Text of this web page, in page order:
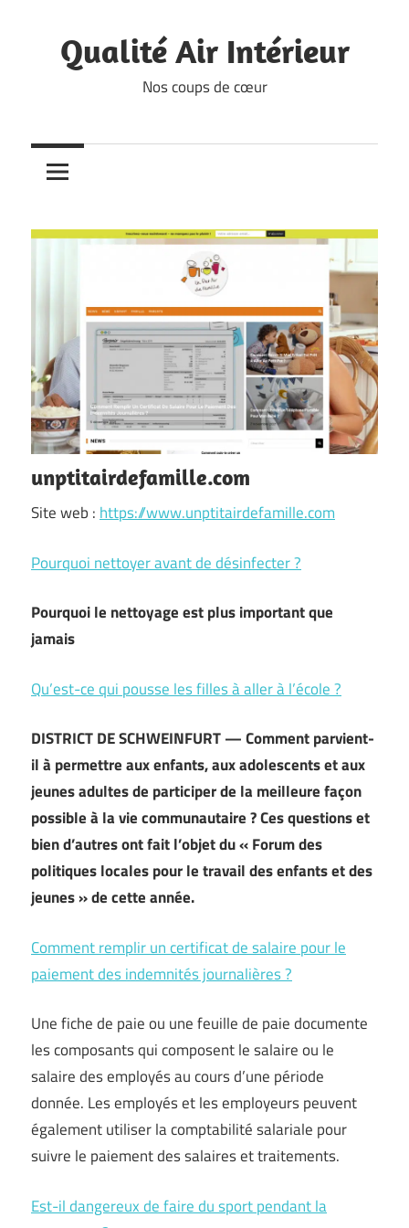
contentQualité Air Intérieur
Nos coups de cœur
unptitairdefamille.com
Site web : https://www.unptitairdefamille.com
Pourquoi nettoyer avant de désinfecter ?
Pourquoi le nettoyage est plus important que
jamais
Qu’est-ce qui pousse les filles à aller à l’école ?
DISTRICT DE SCHWEINFURT — Comment parvient-
il à permettre aux enfants, aux adolescents et aux
jeunes adultes de participer de la meilleure façon
possible à la vie communautaire ? Ces questions et
bien d’autres ont fait l’objet du « Forum des
politiques locales pour le travail des enfants et des
jeunes » de cette année.
Comment remplir un certificat de salaire pour le
paiement des indemnités journalières ?
Une fiche de paie ou une feuille de paie documente
les composants qui composent le salaire ou le
salaire des employés au cours d’une période
donnée. Les employés et les employeurs peuvent
également utiliser la comptabilité salariale pour
suivre le paiement des salaires et traitements.
Est-il dangereux de faire du sport pendant la